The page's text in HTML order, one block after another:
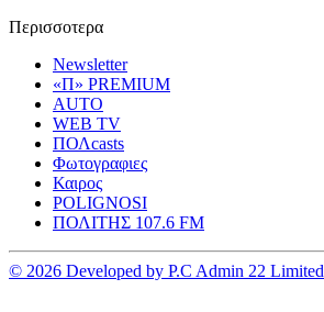
Περισσοτερα
Newsletter
«Π» PREMIUM
AUTO
WEB TV
ΠΟΛcasts
Φωτογραφιες
Καιρος
POLIGNOSI
ΠΟΛΙΤΗΣ 107.6 FM
© 2026 Developed by P.C Admin 22 Limited